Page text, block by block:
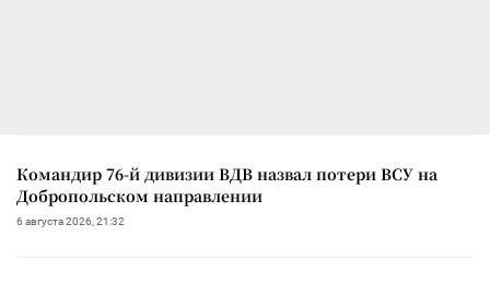
Командир 76-й дивизии ВДВ назвал потери ВСУ на
Добропольском направлении
6 августа 2026, 21:32